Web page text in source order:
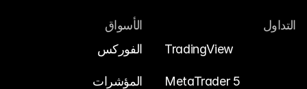
التداول
TradingView
MetaTrader 5
الأسواق
الفوركس
المؤشرات